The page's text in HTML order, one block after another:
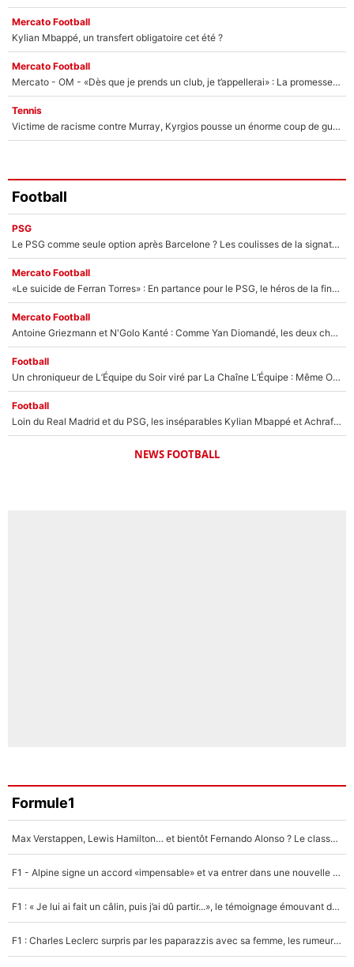
Mercato Football
Kylian Mbappé, un transfert obligatoire cet été ?
Mercato Football
Mercato - OM - «Dès que je prends un club, je t’appellerai» : La promesse de Marcelino au moment de claquer la porte
Tennis
Victime de racisme contre Murray, Kyrgios pousse un énorme coup de gueule !
Football
PSG
Le PSG comme seule option après Barcelone ? Les coulisses de la signature historique de Lionel Messi sont révélées au grand jour !
Mercato Football
«Le suicide de Ferran Torres» : En partance pour le PSG, le héros de la finale de la Coupe du monde s'attire les foudres de la presse espagnole !
Mercato Football
Antoine Griezmann et N'Golo Kanté : Comme Yan Diomandé, les deux champions du monde ont refusé de signer au PSG !
Football
Un chroniqueur de L’Équipe du Soir viré par La Chaîne L’Équipe : Même Olivier Ménard n’avait pas pu empêcher son départ, «je l’ai appris sur Twitter, je l’ai vécu assez mal»
Football
Loin du Real Madrid et du PSG, les inséparables Kylian Mbappé et Achraf Hakimi changent d'équipe le temps d'une journée !
NEWS FOOTBALL
Formule1
Max Verstappen, Lewis Hamilton… et bientôt Fernando Alonso ? Le classement des pilotes les mieux payés en Formule 1 risque de changer !
F1 - Alpine signe un accord «impensable» et va entrer dans une nouvelle dimension : Grande nouvelle pour Pierre Gasly !
F1 : « Je lui ai fait un câlin, puis j’ai dû partir...», le témoignage émouvant de Max Verstappen sur sa fille
F1 : Charles Leclerc surpris par les paparazzis avec sa femme, les rumeurs étaient vraies !